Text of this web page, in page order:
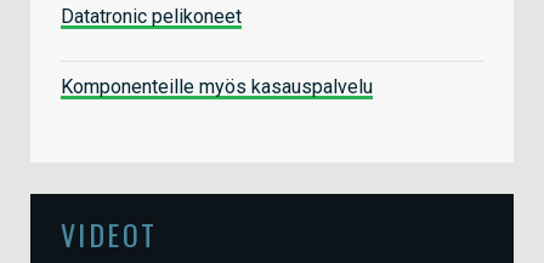
Datatronic pelikoneet
Komponenteille myös kasauspalvelu
VIDEOT